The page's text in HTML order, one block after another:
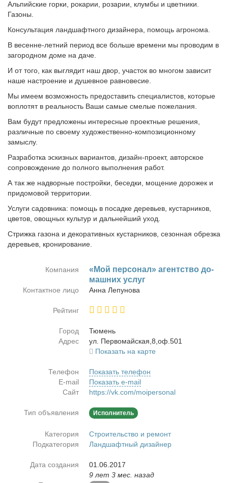
Альпийские горки, рокарии, розарии, клумбы и цветники.
Газоны.
Консультация ландшафтного дизайнера, помощь агронома.
В весенне-летний период все больше времени мы проводим в
загородном доме на даче.
И от того, как выглядит наш двор, участок во многом зависит
наше настроение и душевное равновесие.
Мы имеем возможность предоставить специалистов, которые
воплотят в реальность Ваши самые смелые пожелания.
Вам будут предложены интересные проектные решения,
различные по своему художественно-композиционному
замыслу.
Разработка эскизных вариантов, дизайн-проект, авторское
сопровождение до полного выполнения работ.
А так же надворные постройки, беседки, мощение дорожек и
придомовой территории.
Услуги садовника: помощь в посадке деревьев, кустарников,
цветов, овощных культур и дальнейший уход.
Стрижка газона и декоративных кустарников, сезонная обрезка
деревьев, кронирование.
Компания
«Мой пер­со­нал» агент­ство до­
маш­них услуг
Контактное лицо Ан­на Ле­пу­но­ва
Рейтинг
Город
Тю­мень
Адрес
ул. Пер­во­май­ская,8,оф.501
Показать на карте
Телефон
Показать телефон
E-mail
Показать e-mail
Сайт
https://vk.com/moipersonal
Тип объявления Исполнитель
Категория
Строительство и ремонт
Подкатегория
Ландшафтный дизайнер
Дата создания
01.06.2017
9 лет 3 мес. назад